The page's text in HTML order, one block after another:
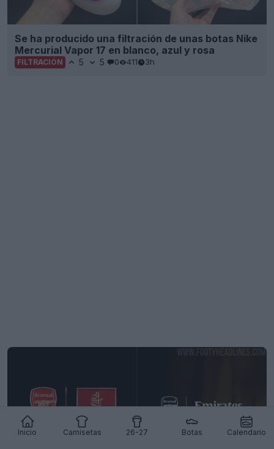
Inicio Camisetas 26-27 Botas Calendario
Se ha producido una filtración de unas botas Nike
Mercurial Vapor 17 en blanco, azul y rosa
FILTRACIÓN 5 5 0 411 3h